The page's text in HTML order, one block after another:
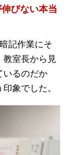
びない本当
記作業にそ
教室長から見
いるのだか
象でした。